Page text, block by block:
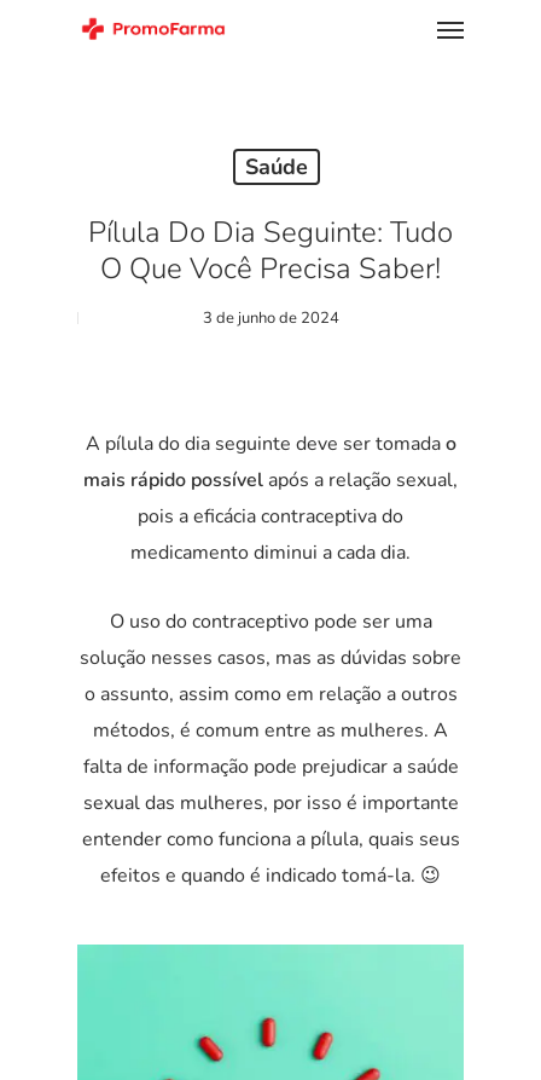
Saúde
Pílula Do Dia Seguinte: Tudo
O Que Você Precisa Saber!
3 de junho de 2024
A pílula do dia seguinte deve ser tomadao
mais rápido possível após a relação sexual,
pois a eficácia contraceptiva do
medicamento diminui a cada dia.
O uso do contraceptivo pode ser uma
solução nesses casos, mas as dúvidas sobre
o assunto, assim como em relação a outros
métodos, é comum entre as mulheres. A
falta de informação pode prejudicar a saúde
sexual das mulheres, por isso é importante
entender como funciona a pílula, quais seus
efeitos e quando é indicado tomá-la. 😉